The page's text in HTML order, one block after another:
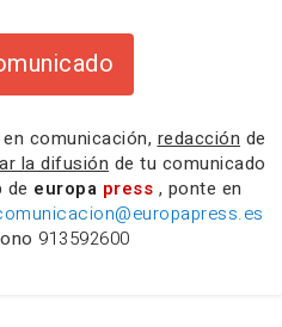
en comunicación, redacción de
la difusión de tu comunicado
de europa press , ponte en
913592600